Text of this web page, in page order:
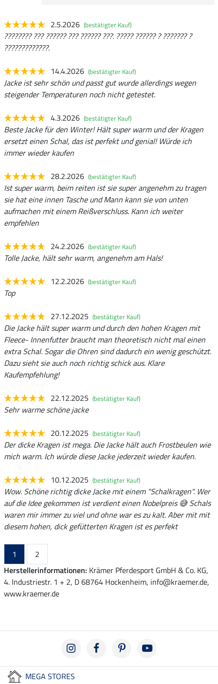
2.5.2026 (bestätigter Kauf)
???????? ??? ?????? ??? ?????? ???. ????? ?????? ? ??????? ?
?????????????.
14.4.2026 (bestätigter Kauf)
Jacke ist sehr schön und passt gut wurde allerdings wegen
steigender Temperaturen noch nicht getestet.
4.3.2026 (bestätigter Kauf)
Beste Jacke für den Winter! Hält super warm und der Kragen
ersetzt einen Schal, das ist perfekt und genial! Würde ich
immer wieder kaufen
28.2.2026 (bestätigter Kauf)
Ist super warm, beim reiten ist sie super angenehm zu tragen
sie hat eine innen Tasche und Mann kann sie von unten
aufmachen mit einem Reißverschluss. Kann ich weiter
empfehlen
24.2.2026 (bestätigter Kauf)
Tolle Jacke, hält sehr warm, angenehm am Hals!
12.2.2026 (bestätigter Kauf)
Top
27.12.2025 (bestätigter Kauf)
Die Jacke hält super warm und durch den hohen Kragen mit
Fleece- Innenfutter braucht man theoretisch nicht mal einen
extra Schal. Sogar die Ohren sind dadurch ein wenig geschützt.
Dazu sieht sie auch noch richtig schick aus. Klare
Kaufempfehlung!
22.12.2025 (bestätigter Kauf)
Sehr warme schöne jacke
20.12.2025 (bestätigter Kauf)
Der dicke Kragen ist mega. Die Jacke hält auch Frostbeulen wie
mich warm. Ich würde diese Jacke jederzeit wieder kaufen.
10.12.2025 (bestätigter Kauf)
Wow. Schöne richtig dicke Jacke mit einem "Schalkragen". Wer
auf die Idee gekommen ist verdient einen Nobelpreis 😅 Schals
waren mir immer zu viel und ohne war es zu kalt. Aber mit mit
diesem hohen, dick gefütterten Kragen ist es perfekt
1
2
Herstellerinformationen: Krämer Pferdesport GmbH & Co. KG,
4. Industriestr. 1 + 2, D 68764 Hockenheim, info@kraemer.de,
www.kraemer.de
MEGA STORES